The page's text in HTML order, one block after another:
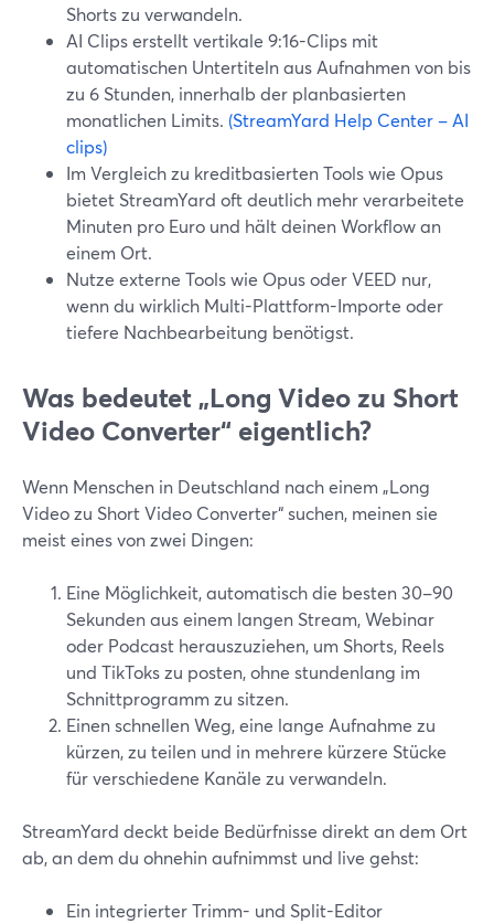
Shorts zu verwandeln.
AI Clips erstellt vertikale 9:16-Clips mit
automatischen Untertiteln aus Aufnahmen von bis
zu 6 Stunden, innerhalb der planbasierten
monatlichen Limits. (StreamYard Help Center – AI
clips)
Im Vergleich zu kreditbasierten Tools wie Opus
bietet StreamYard oft deutlich mehr verarbeitete
Minuten pro Euro und hält deinen Workflow an
einem Ort.
Nutze externe Tools wie Opus oder VEED nur,
wenn du wirklich Multi-Plattform-Importe oder
tiefere Nachbearbeitung benötigst.
Was bedeutet „Long Video zu Short
Video Converter“ eigentlich?
Wenn Menschen in Deutschland nach einem „Long
Video zu Short Video Converter“ suchen, meinen sie
meist eines von zwei Dingen:
Eine Möglichkeit, automatisch die besten 30–90
Sekunden aus einem langen Stream, Webinar
oder Podcast herauszuziehen, um Shorts, Reels
und TikToks zu posten, ohne stundenlang im
Schnittprogramm zu sitzen.
Einen schnellen Weg, eine lange Aufnahme zu
kürzen, zu teilen und in mehrere kürzere Stücke
für verschiedene Kanäle zu verwandeln.
StreamYard deckt beide Bedürfnisse direkt an dem Ort
ab, an dem du ohnehin aufnimmst und live gehst:
Ein integrierter Trimm- und Split-Editor